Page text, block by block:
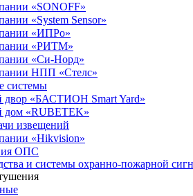
«SONOFF»
«System Sensor»
«ИПРо»
«РИТМ»
«Си-Норд»
НПП «Стелс»
системы
двор «БАСТИОН Smart Yard»
дом «RUBETEK»
извещений
«Hikvision»
ОПС
и системы охранно-пожарной